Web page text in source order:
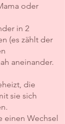
oder
in 2
(es zählt der
aneinander.
die
sie sich
einen Wechsel